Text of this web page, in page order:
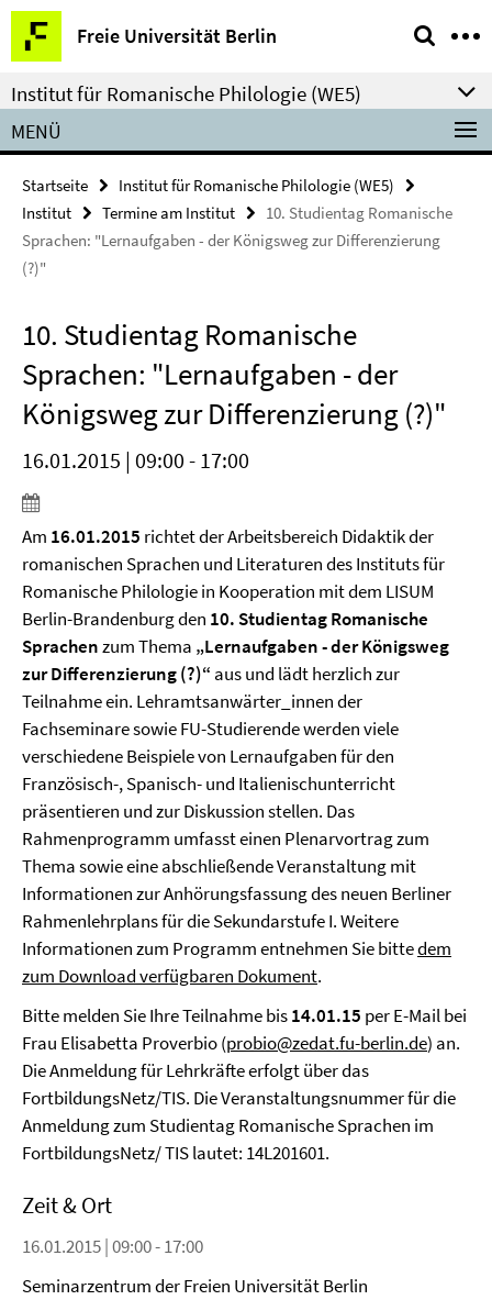
Springe
direkt
zu
Inhalt
Freie Universität Berlin
Service-
Navigation
Institut für Romanische Philologie (WE5)
MENÜ
Startseite
Institut für Romanische Philologie (WE5)
Institut
Termine am Institut
10. Studientag Romanische
Sprachen: "Lernaufgaben - der Königsweg zur Differenzierung
(?)"
10. Studientag Romanische
Sprachen: "Lernaufgaben - der
Königsweg zur Differenzierung (?)"
16.01.2015 | 09:00 - 17:00
Am 16.01.2015 richtet der Arbeitsbereich Didaktik der
romanischen Sprachen und Literaturen des Instituts für
Romanische Philologie in Kooperation mit dem LISUM
Berlin-Brandenburg den 10. Studientag Romanische
Sprachenzum Thema „Lernaufgaben - der Königsweg
zur Differenzierung (?)“ aus und lädt herzlich zur
Teilnahme ein. Lehramtsanwärter_innen der
Fachseminare sowie FU-Studierende werden viele
verschiedene Beispiele von Lernaufgaben für den
Französisch-, Spanisch- und Italienischunterricht
präsentieren und zur Diskussion stellen. Das
Rahmenprogramm umfasst einen Plenarvortrag zum
Thema sowie eine abschließende Veranstaltung mit
Informationen zur Anhörungsfassung des neuen Berliner
Rahmenlehrplans für die Sekundarstufe I. Weitere
Informationen zum Programm entnehmen Sie bittedem
zum Download verfügbaren Dokument.
Bitte melden Sie Ihre Teilnahme bis14.01.15 per E-Mail bei
Frau Elisabetta Proverbio (probio@zedat.fu-berlin.de) an.
Die Anmeldung für Lehrkräfte erfolgt über das
FortbildungsNetz/TIS. Die Veranstaltungsnummer für die
Anmeldung zum Studientag Romanische Sprachen im
FortbildungsNetz/ TIS lautet: 14L201601.
Zeit & Ort
16.01.2015 | 09:00 - 17:00
Seminarzentrum der Freien Universität Berlin